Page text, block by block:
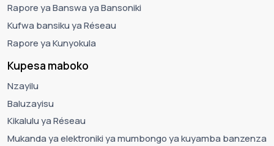
Rapore ya Banswa ya Bansoniki
Kufwa bansiku ya Réseau
Rapore ya Kunyokula
Kupesa maboko
Nzayilu
Baluzayisu
Kikalulu ya Réseau
Mukanda ya elektroniki ya mumbongo ya kuyamba banzenza